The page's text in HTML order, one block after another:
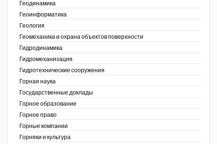
Геодинамика
Геоинформатика
Геология
Геомеханика и охрана объектов поверхности
Гидродинамика
Гидромеханизация
Гидротехнические сооружения
Горная наука
Государственные доклады
Горное образование
Горное право
Горные компании
Горняки и культура
Нефтегазовая вертикаль
Разведка и охрана недр
Стандарт качества